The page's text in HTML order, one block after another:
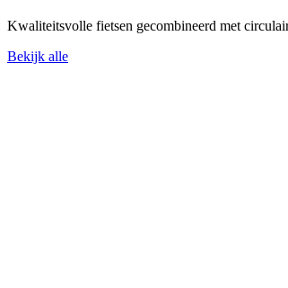
Kwaliteitsvolle fietsen gecombineerd met
Bekijk alle